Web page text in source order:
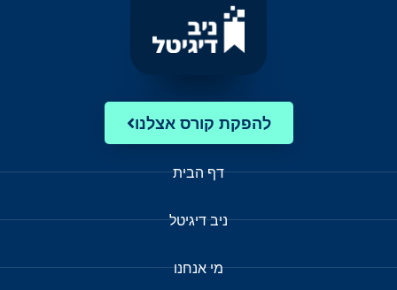
להפקת קורס אצלנו
דף הבית
ניב דיגיטל
מי אנחנו